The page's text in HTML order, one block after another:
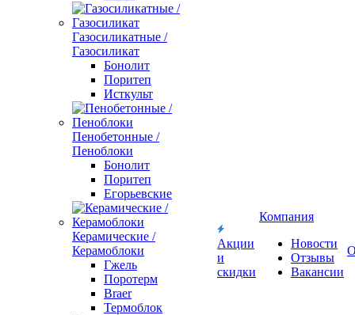
Газосиликатные /
Газосиликат
Бонолит
Поритеп
Исткульт
Пенобетонные /
Пеноблоки
Бонолит
Поритеп
Егорьевские
Керамические /
Керамоблоки
Гжель
Поротерм
Braer
Термоблок
Акции
и
скидки
Компания
Новости
Отзывы
Вакансии